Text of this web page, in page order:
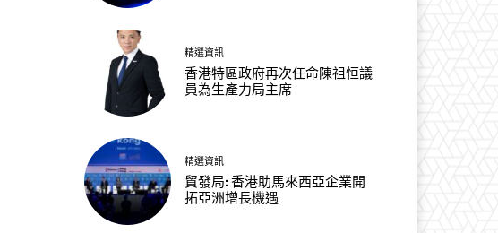
精選資訊
香港特區政府再次任命陳祖恒議
員為生產力局主席
精選資訊
貿發局: 香港助馬來西亞企業開
拓亞洲增長機遇